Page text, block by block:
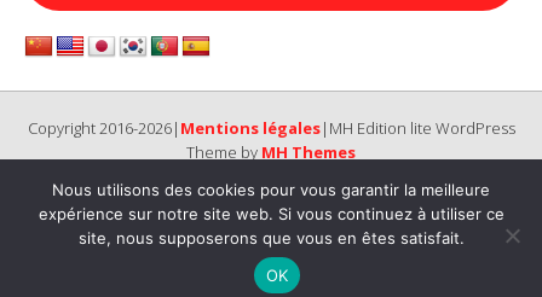
Copyright 2016-2026| Mentions légales|MH Edition lite WordPress
Theme by MH Themes
Nous utilisons des cookies pour vous garantir la meilleure
expérience sur notre site web. Si vous continuez à utiliser ce
site, nous supposerons que vous en êtes satisfait.
OK